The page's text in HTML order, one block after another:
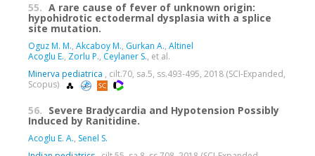
55. A rare cause of fever of unknown origin:
hypohidrotic ectodermal dysplasia with a splice
site mutation.
Oguz M. M., Akcaboy M., Gurkan A., Altinel
Acoglu E., Zorlu P., Ceylaner S., et al.
Minerva pediatrica , cilt.70, sa.5, ss.493-495, 2018 (SCI-Expanded,
Scopus)
56. Severe Bradycardia and Hypotension Possibly
Induced by Ranitidine.
Acoglu E. A., Senel S.